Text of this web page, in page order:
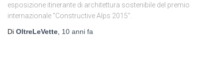
esposizione itinerante di architettura sostenibile del premio
internazionale “Constructive Alps 2015”.
Di OltreLeVette 10 anni fa